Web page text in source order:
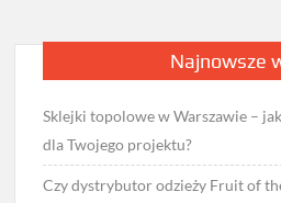
Najnowsze
Sklejki topolowe w Warszawie –
dla Twojego projektu?
Czy dystrybutor odzieży Fruit of